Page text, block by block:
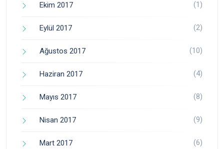
Ekim 2017 (1)
Eylül 2017 (2)
Ağustos 2017 (10)
Haziran 2017 (4)
Mayıs 2017 (8)
Nisan 2017 (9)
Mart 2017 (6)